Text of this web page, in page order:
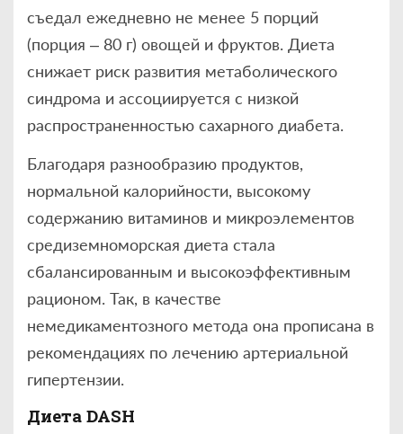
съедал ежедневно не менее 5 порций
(порция – 80 г) овощей и фруктов. Диета
снижает риск развития метаболического
синдрома и ассоциируется с низкой
распространенностью сахарного диабета.
Благодаря разнообразию продуктов,
нормальной калорийности, высокому
содержанию витаминов и микроэлементов
средиземноморская диета стала
сбалансированным и высокоэффективным
рационом. Так, в качестве
немедикаментозного метода она прописана в
рекомендациях по лечению артериальной
гипертензии.
Диета DASH